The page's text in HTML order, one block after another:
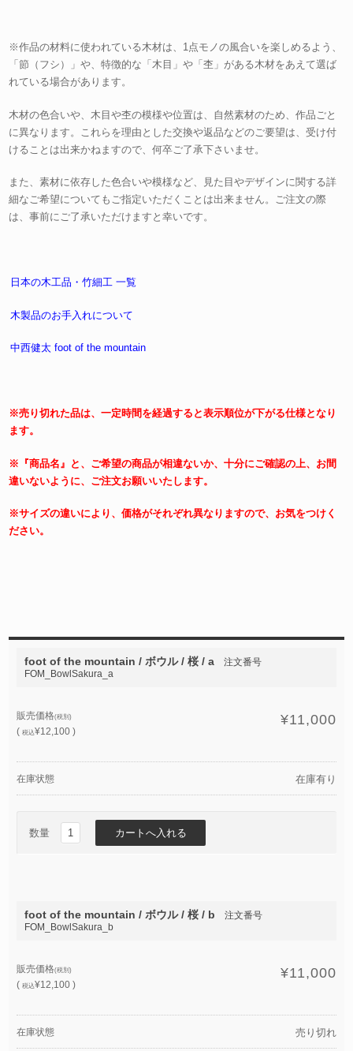
※作品の材料に使われている木材は、1点モノの風合いを楽しめるよう、
「節（フシ）」や、特徴的な「木目」や「杢」がある木材をあえて選ば
れている場合があります。
木材の色合いや、木目や杢の模様や位置は、自然素材のため、作品ごと
に異なります。これらを理由とした交換や返品などのご要望は、受け付
けることは出来かねますので、何卒ご了承下さいませ。
また、素材に依存した色合いや模様など、見た目やデザインに関する詳
細なご希望についてもご指定いただくことは出来ません。ご注文の際
は、事前にご了承いただけますと幸いです。
日本の木工品・竹細工 一覧
木製品のお手入れについて
中西健太 foot of the mountain
※売り切れた品は、一定時間を経過すると表示順位が下がる仕様となり
ます。
※『商品名』と、ご希望の商品が相違ないか、十分にご確認の上、お間
違いないように、ご注文お願いいたします。
※サイズの違いにより、価格がそれぞれ異なりますので、お気をつけく
ださい。
foot of the mountain / ボウル / 桜 / a
注文番号
FOM_BowlSakura_a
販売価格(税別)
(税込¥12,100 )
¥11,000
在庫状態 在庫有り
数量
foot of the mountain / ボウル / 桜 / b
注文番号
FOM_BowlSakura_b
販売価格(税別)
(税込¥12,100 )
¥11,000
在庫状態 売り切れ